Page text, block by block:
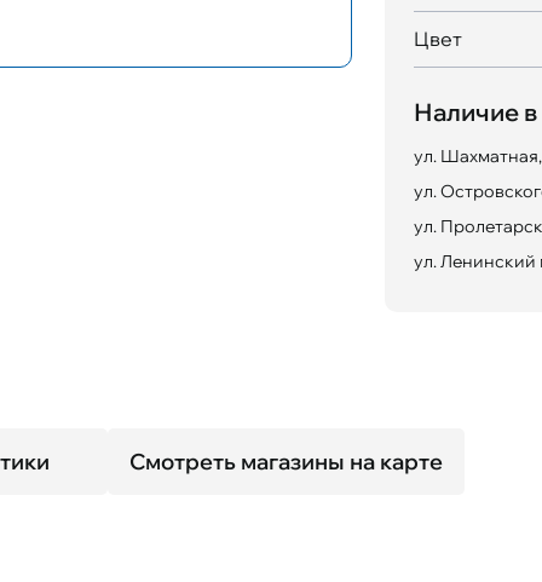
Цвет
Наличие в
ул.
ул.
ул.
ул. Ленинский
Смотреть магазины на карте